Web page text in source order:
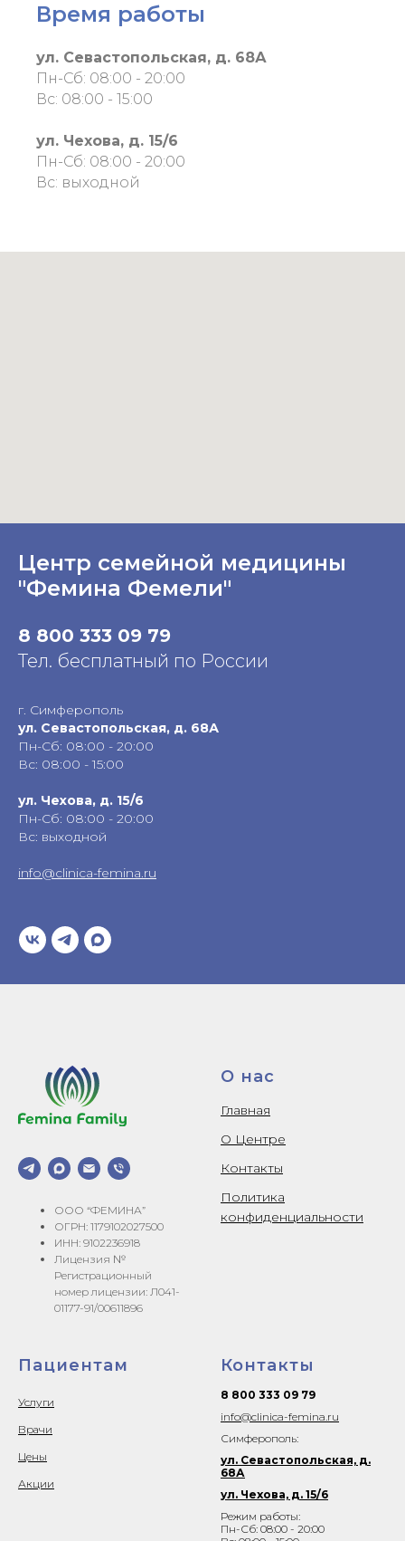
Время работы
ул. Севастопольская, д. 68А
Пн-Сб: 08:00 - 20:00
Вс: 08:00 - 15:00
ул. Чехова, д. 15/6
Пн-Сб: 08:00 - 20:00
Вс: выходной
Центр семейной медицины
"Фемина Фемели"
8 800 333 09 79
Тел. бесплатный по России
г. Симферополь
ул. Севастопольская, д. 68А
Пн-Сб: 08:00 - 20:00
Вс: 08:00 - 15:00
ул. Чехова, д. 15/6
Пн-Сб: 08:00 - 20:00
Вс: выходной
info@clinica-femina.ru
ООО “ФЕМИНА”
ОГРН: 1179102027500
ИНН: 9102236918
Лицензия №
Регистрационный
номер лицензии: Л041-
01177-91/00611896
О нас
Главная
О Центре
Контакты
Политика
конфиденциальности
Пациентам
Услуги
Врачи
Цены
Акции
Контакты
8 800 333 09 79
info@clinica-femina.ru
Симферополь:
ул. Севастопольская, д.
68А
ул. Чехова, д. 15/6
Режим работы:
Пн-Сб: 08:00 - 20:00